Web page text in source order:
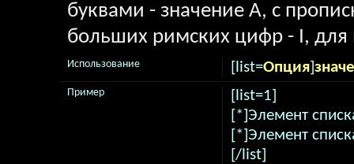
буквами - значение A, с
больших римских цифр - I, для
[list=Опция]
Использование
[list=1]
[*]Элемент
[*]Элемент
[/list]
Пример